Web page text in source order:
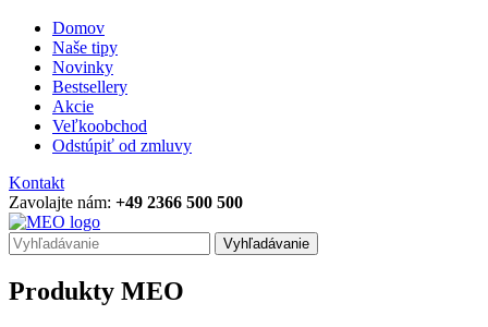
Domov
Naše tipy
Novinky
Bestsellery
Akcie
Veľkoobchod
Odstúpiť od zmluvy
Kontakt
Zavolajte nám: +49 2366 500 500
Vyhľadávanie
Produkty MEO